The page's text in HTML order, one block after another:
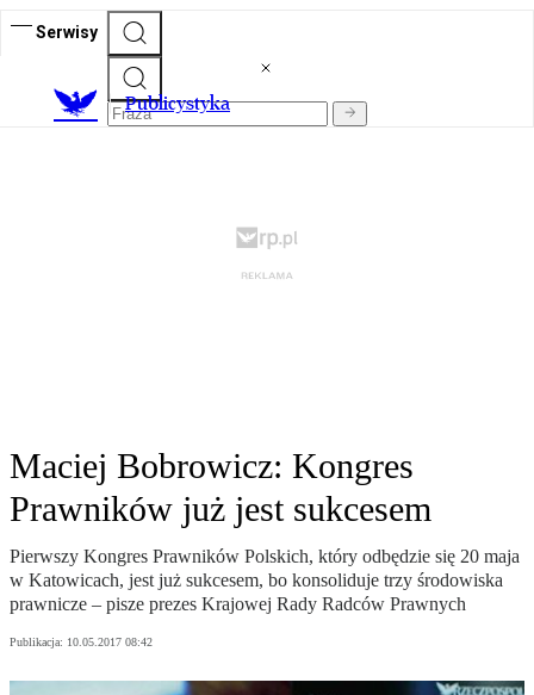
Serwisy
Publicystyka
Maciej Bobrowicz: Kongres
Prawników już jest sukcesem
Pierwszy Kongres Prawników Polskich, który odbędzie się 20 maja
w Katowicach, jest już sukcesem, bo konsoliduje trzy środowiska
prawnicze – pisze prezes Krajowej Rady Radców Prawnych
Publikacja: 10.05.2017 08:42